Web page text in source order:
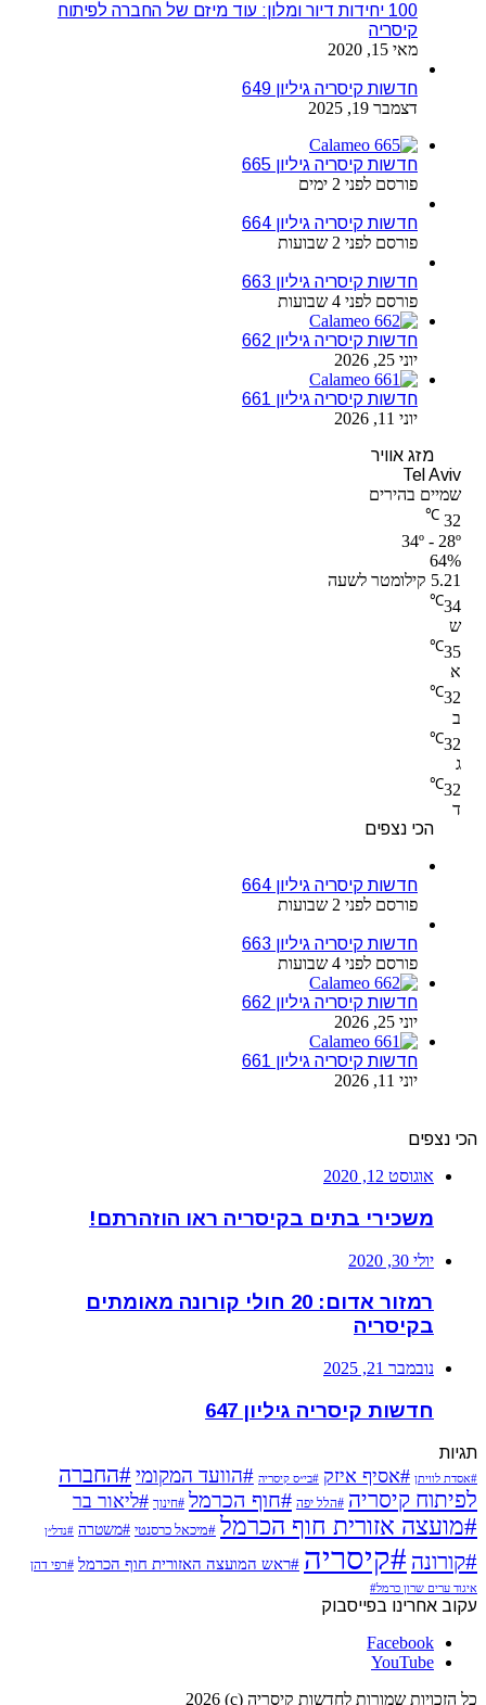
100 יחידות דיור ומלון: עוד מיזם של החברה לפיתוח
קיסריה
מאי 15, 2020
חדשות קיסריה גיליון 649
דצמבר 19, 2025
חדשות קיסריה גיליון 665
פורסם לפני 2 ימים
חדשות קיסריה גיליון 664
פורסם לפני 2 שבועות
חדשות קיסריה גיליון 663
פורסם לפני 4 שבועות
חדשות קיסריה גיליון 662
יוני 25, 2026
חדשות קיסריה גיליון 661
יוני 11, 2026
מזג אוויר
Tel Aviv
שמיים בהירים
32
℃
34º - 28º
64%
5.21 קילומטר לשעה
34
℃
ש
35
℃
א
32
℃
ב
32
℃
ג
32
℃
ד
הכי נצפים
חדשות קיסריה גיליון 664
פורסם לפני 2 שבועות
חדשות קיסריה גיליון 663
פורסם לפני 4 שבועות
חדשות קיסריה גיליון 662
יוני 25, 2026
חדשות קיסריה גיליון 661
יוני 11, 2026
הכי נצפים
אוגוסט 12, 2020
משכירי בתים בקיסריה ראו הוזהרתם!
יולי 30, 2020
רמזור אדום: 20 חולי קורונה מאומתים
בקיסריה
נובמבר 21, 2025
חדשות קיסריה גיליון 647
תגיות
#אסדת לוויתן #אסיף איזק #בי״ס קיסריה #הוועד המקומי#החברה
לפיתוח קיסריה #הלל יפה #חוף הכרמל #חינוך #ליאור בר
#מועצה אזורית חוף הכרמל #מיכאל כרסנטי #משטרה #נדל״ן
#קורונה #קיסריה #ראש המועצה האזורית חוף הכרמל #רפי דהן
איגוד ערים שרון כרמל#
עקוב אחרינו בפייסבוק
Facebook
YouTube
כל הזכויות שמורות לחדשות קיסריה (c) 2026